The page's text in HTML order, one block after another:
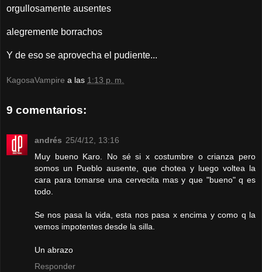
orgullosamente ausentes
alegremente borrachos
Y de eso se aprovecha el pudiente...
KagosaVampire a las 1:13 p. m.
9 comentarios:
andrés 25/4/12, 13:16
Muy bueno Karo. No sé si x costumbre o crianza pero
somos un Pueblo ausente, que chotea y luego voltea la
cara para tomarse una cervecita mas y que "bueno" q es
todo.
Se nos pasa la vida, esta nos pasa x encima y como q la
vemos impotentes desde la silla.
Un abrazo
Responder